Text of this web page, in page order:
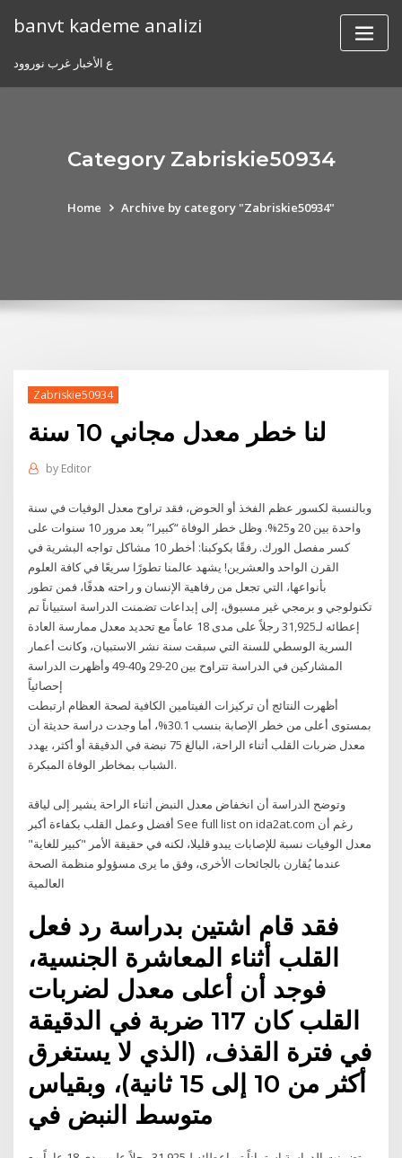
banvt kademe analizi
ع الأخبار غرب نوروود
Category Zabriskie50934
Home Archive by category "Zabriskie50934"
Zabriskie50934
لنا خطر معدل مجاني 10 سنة
by Editor
وبالنسبة لكسور عظم الفخذ أو الحوض، فقد تراوح معدل الوفيات في سنة
واحدة بين 20 و25%. وظل خطر الوفاة “كبيرا” بعد مرور 10 سنوات على
كسر مفصل الورك. رفقًا بكوكبنا: أخطر 10 مشاكل تواجه البشرية في
القرن الواحد والعشرين! يشهد عالمنا تطورًا سريعًا في كافة العلوم
بأنواعها، التي تجعل من رفاهية الإنسان و راحته هدفًا، فمن تطور
تكنولوجي و برمجي غير مسبوق، إلى إبداعات تضمنت الدراسة استبياناً تم
إعطائه لـ31,925 رجلاً على مدى 18 عاماً مع تحديد معدل ممارسة العادة
السرية الوسطي للسنة التي سبقت سنة نشر الاستبيان، وكانت أعمار
المشاركين في الدراسة تتراوح بين 20-29 و40-49 وأظهرت الدراسة
إحصائياً
أظهرت النتائج أن تركيزات الفيتامين الكافية لصحة العظام ارتبطت
بمستوى أعلى من خطر الإصابة بنسب 30.1%، أما وجدت دراسة حديثة أن
معدل ضربات القلب أثناء الراحة، البالغ 75 نبضة في الدقيقة أو أكثر، يهدد
الشباب بمخاطر الوفاة المبكرة.
وتوضح الدراسة أن انخفاض معدل النبض أثناء الراحة يشير إلى لياقة
أفضل وعمل القلب بكفاءة أكبر See full list on ida2at.com رغم أن
معدل الوفيات نسبة للإصابات يبدو قليلا، لكنه في حقيقة الأمر "كبير للغاية"
عندما يُقارن بالجائحات الأخرى، وفق ما يرى مسؤولو منظمة الصحة
العالمية
فقد قام اشتين بدراسة رد فعل
القلب أثناء المعاشرة الجنسية،
فوجد أن أعلى معدل لضربات
القلب كان 117 ضربة في الدقيقة
في فترة القذف، (الذي لا يستغرق
أكثر من 10 إلى 15 ثانية)، وبقياس
متوسط النبض في